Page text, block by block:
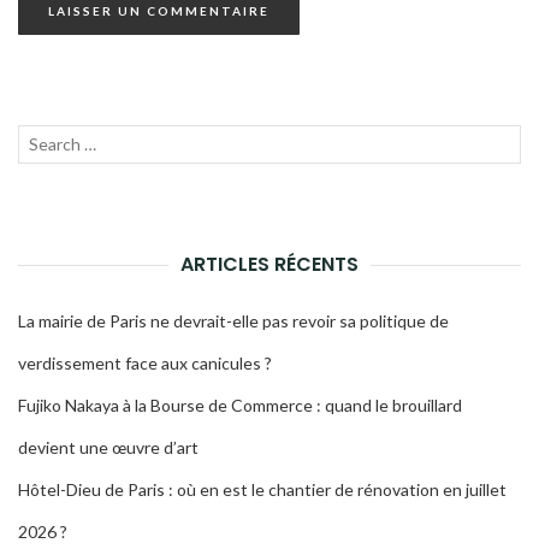
Recherche
ARTICLES RÉCENTS
La mairie de Paris ne devrait-elle pas revoir sa politique de
verdissement face aux canicules ?
Fujiko Nakaya à la Bourse de Commerce : quand le brouillard
devient une œuvre d’art
Hôtel-Dieu de Paris : où en est le chantier de rénovation en juillet
2026 ?